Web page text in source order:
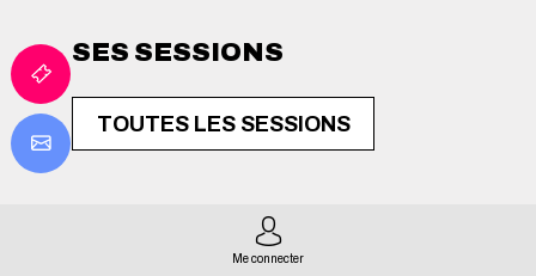
SES SESSIONS
TOUTES LES SESSIONS
Me connecter